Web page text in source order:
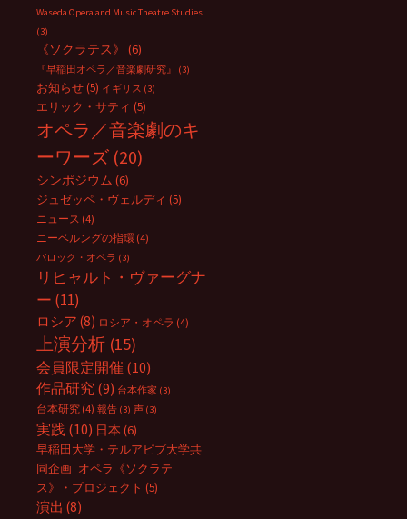
Waseda Opera and Music Theatre Studies
(3)
《ソクラテス》 (6)
『早稲田オペラ／音楽劇研究』 (3)
お知らせ (5) イギリス (3)
エリック・サティ (5)
オペラ／音楽劇のキ
ーワーズ (20)
シンポジウム (6)
ジュゼッペ・ヴェルディ (5)
ニュース (4)
ニーベルングの指環 (4)
バロック・オペラ (3)
リヒャルト・ヴァーグナ
ー (11)
ロシア (8) ロシア・オペラ (4)
上演分析 (15)
会員限定開催 (10)
作品研究 (9) 台本作家 (3)
台本研究 (4) 報告 (3) 声 (3)
実践 (10) 日本 (6)
早稲田大学・テルアビブ大学共
同企画_オペラ《ソクラテ
ス》・プロジェクト (5)
演出 (8)